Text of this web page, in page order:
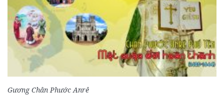
Gương Chân Phước Anrê